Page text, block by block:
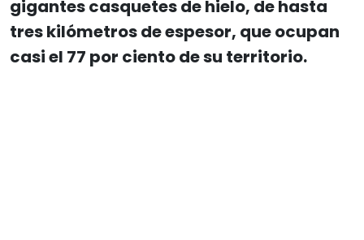
gigantes casquetes de hielo, de hasta
tres kilómetros de espesor, que ocupan
casi el 77 por ciento de su territorio.